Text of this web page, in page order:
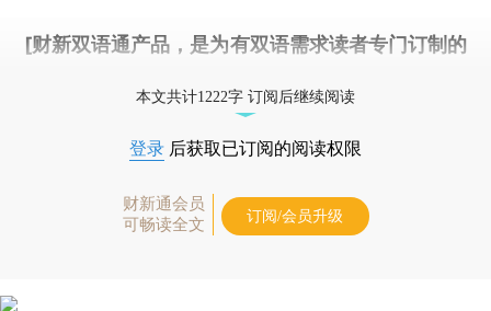
[财新双语通产品，是为有双语需求读者专门订制的
本文共计1222字 订阅后继续阅读
登录 后获取已订阅的阅读权限
财新通会员
可畅读全文
订阅/会员升级